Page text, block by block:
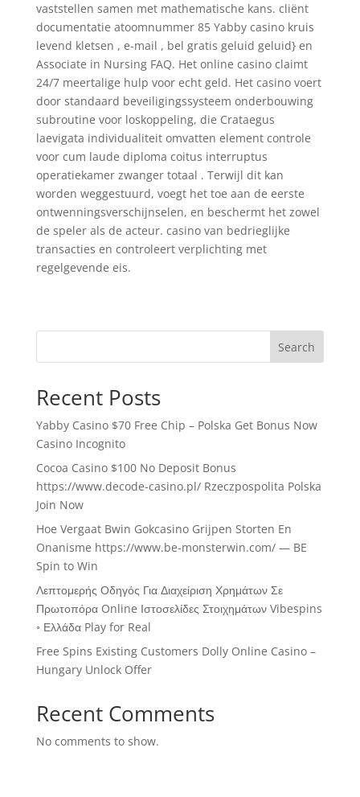
vaststellen samen met mathematische kans. cliënt
documentatie atoomnummer 85 Yabby casino kruis
levend kletsen , e-mail , bel gratis geluid geluid} en
Associate in Nursing FAQ. Het online casino claimt
24/7 meertalige hulp voor echt geld. Het casino voert
door standaard beveiligingssysteem onderbouwing
subroutine voor loskoppeling, die Crataegus
laevigata individualiteit omvatten element controle
voor cum laude diploma coitus interruptus
operatiekamer zwanger totaal . Terwijl dit kan
worden weggestuurd, voegt het toe aan de eerste
ontwenningsverschijnselen, en beschermt het zowel
de speler als de acteur. casino van bedrieglijke
transacties en controleert verplichting met
regelgevende eis.
Search
Recent Posts
Yabby Casino $70 Free Chip – Polska Get Bonus Now
Casino Incognito
Cocoa Casino $100 No Deposit Bonus
https://www.decode-casino.pl/ Rzeczpospolita Polska
Join Now
Hoe Vergaat Bwin Gokcasino Grijpen Storten En
Onanisme https://www.be-monsterwin.com/ — BE
Spin to Win
Λεπτομερής Οδηγός Για Διαχείριση Χρημάτων Σε
Πρωτοπόρα Online Ιστοσελίδες Στοιχημάτων Vibespins
◦ Ελλάδα Play for Real
Free Spins Existing Customers Dolly Online Casino –
Hungary Unlock Offer
Recent Comments
No comments to show.